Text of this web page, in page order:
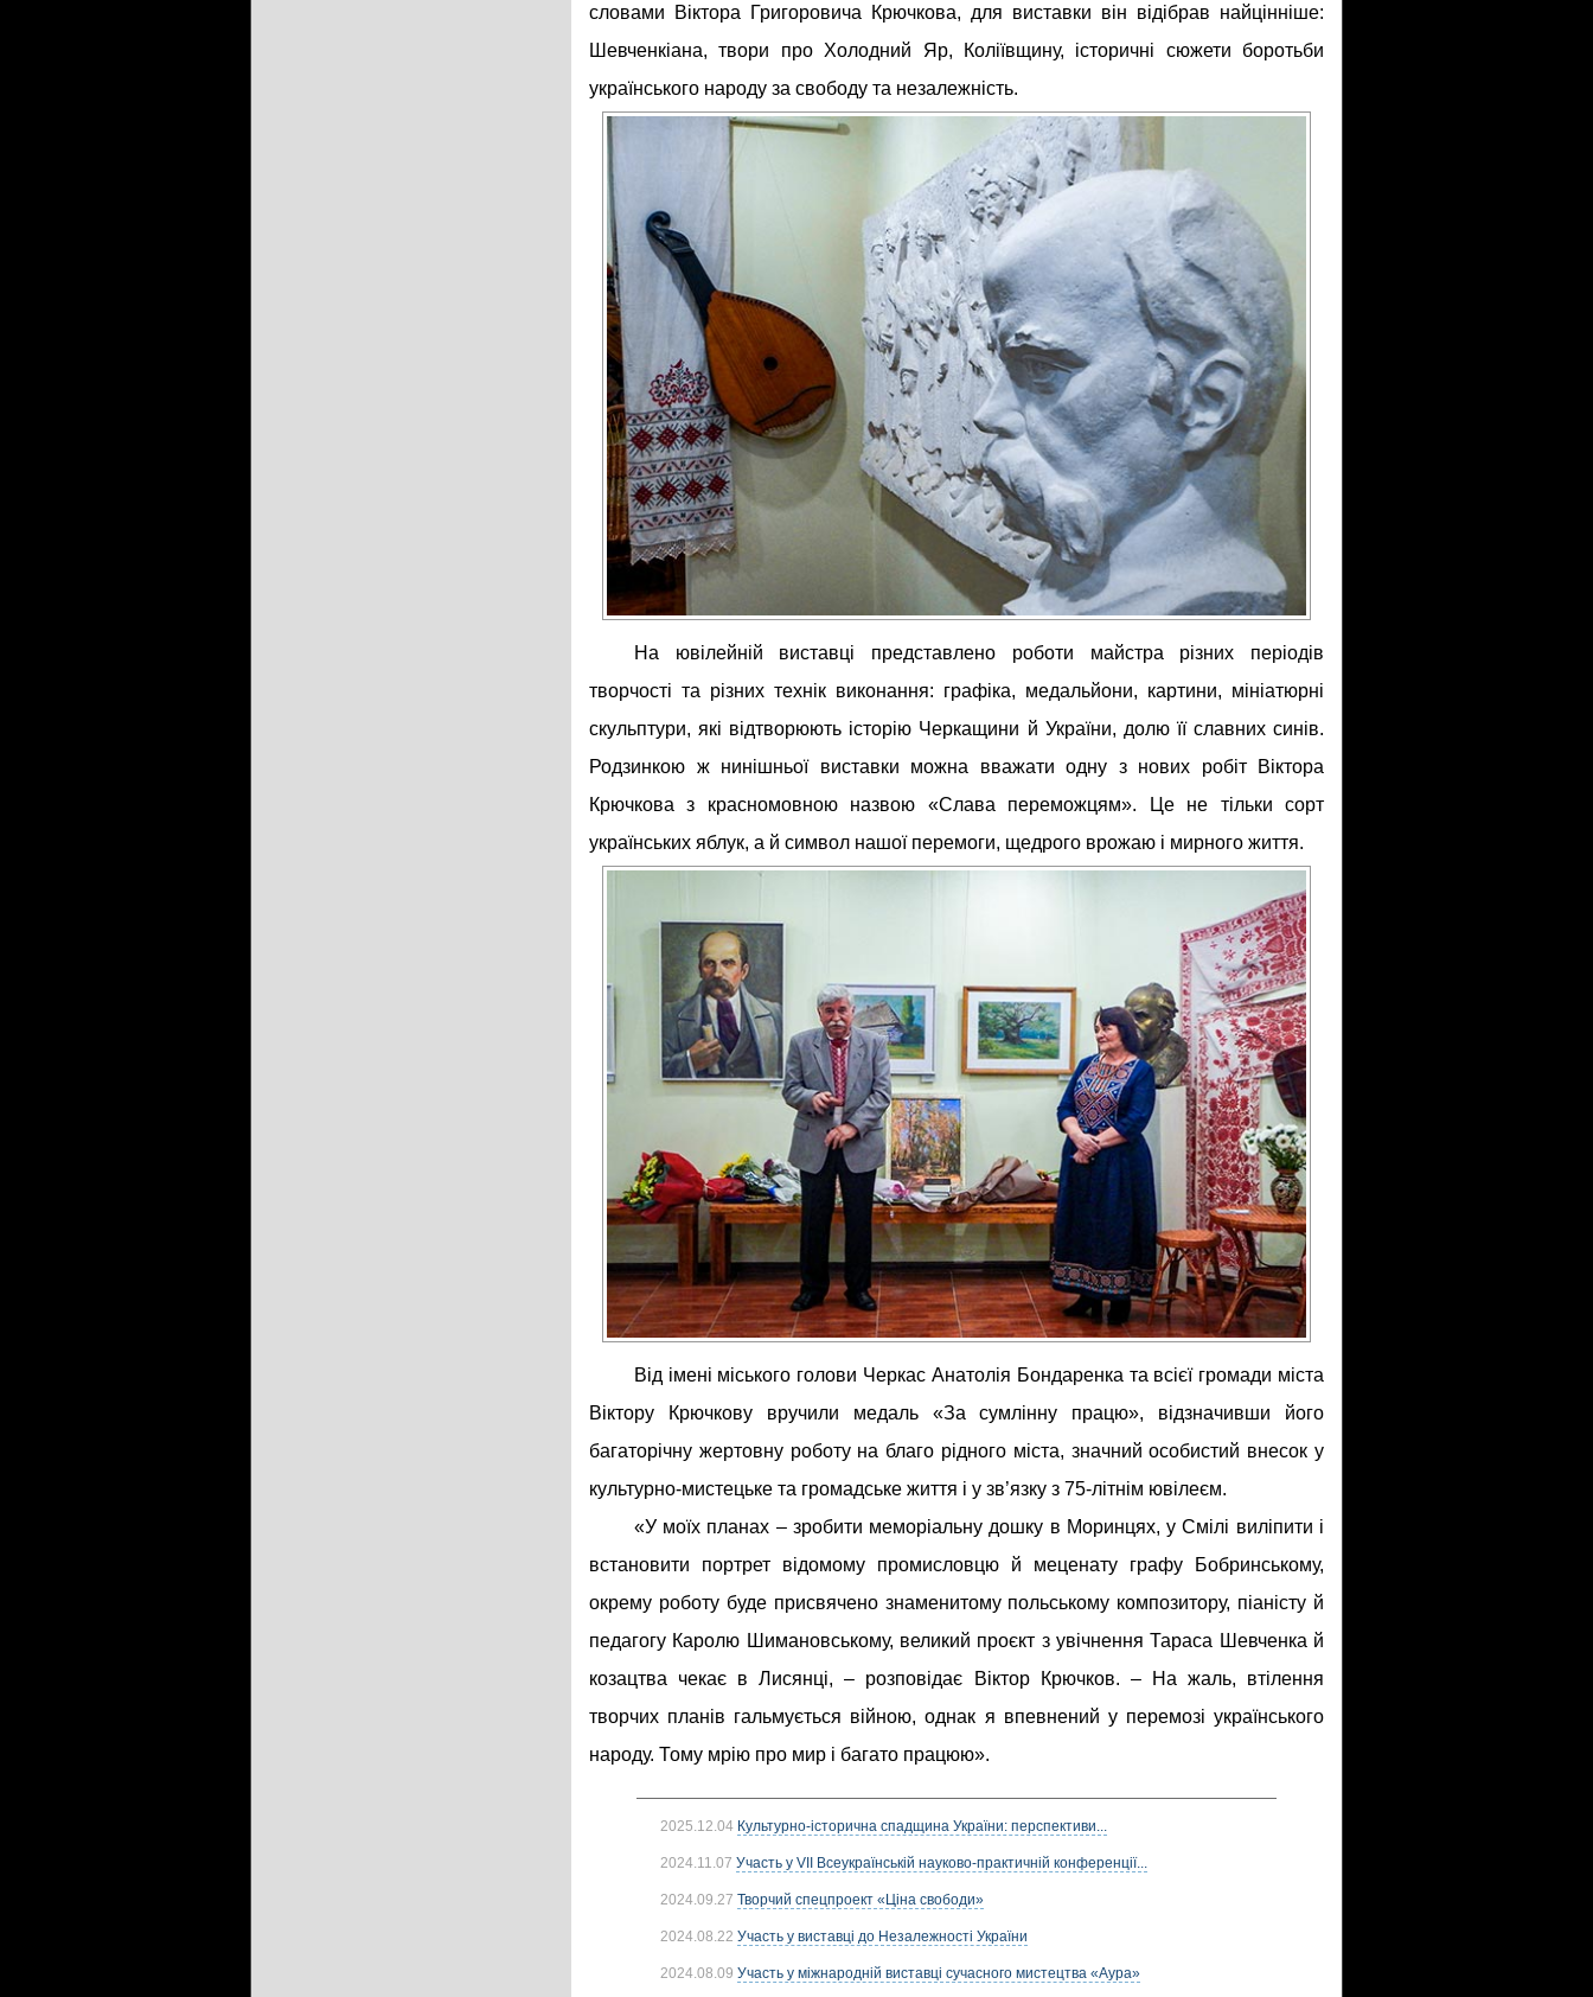
словами Віктора Григоровича Крючкова, для виставки він відібрав найцінніше:
Шевченкіана, твори про Холодний Яр, Коліївщину, історичні сюжети боротьби
українського народу за свободу та незалежність.
На ювілейній виставці представлено роботи майстра різних періодів
творчості та різних технік виконання: графіка, медальйони, картини, мініатюрні
скульптури, які відтворюють історію Черкащини й України, долю її славних синів.
Родзинкою ж нинішньої виставки можна вважати одну з нових робіт Віктора
Крючкова з красномовною назвою «Слава переможцям». Це не тільки сорт
українських яблук, а й символ нашої перемоги, щедрого врожаю і мирного життя.
Від імені міського голови Черкас Анатолія Бондаренка та всієї громади міста
Віктору Крючкову вручили медаль «За сумлінну працю», відзначивши його
багаторічну жертовну роботу на благо рідного міста, значний особистий внесок у
культурно-мистецьке та громадське життя і у зв’язку з 75-літнім ювілеєм.
«У моїх планах – зробити меморіальну дошку в Моринцях, у Смілі виліпити і
встановити портрет відомому промисловцю й меценату графу Бобринському,
окрему роботу буде присвячено знаменитому польському композитору, піаністу й
педагогу Каролю Шимановському, великий проєкт з увічнення Тараса Шевченка й
козацтва чекає в Лисянці, – розповідає Віктор Крючков. – На жаль, втілення
творчих планів гальмується війною, однак я впевнений у перемозі українського
народу. Тому мрію про мир і багато працюю».
2025.12.04 Культурно-історична спадщина України: перспективи...
2024.11.07 Участь у VІІ Всеукраїнській науково-практичній конференції...
2024.09.27 Творчий спецпроект «Ціна свободи»
2024.08.22 Участь у виставці до Незалежності України
2024.08.09 Участь у міжнародній виставці сучасного мистецтва «Аура»